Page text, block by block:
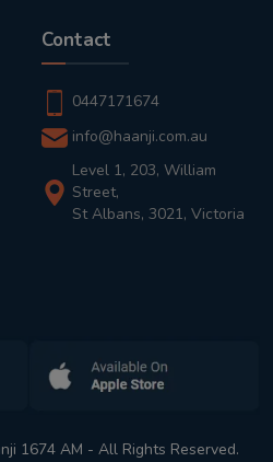
Contact
0447171674
info@haanji.com.au
Level 1, 203, William
Street,
St Albans, 3021, Victoria
1674 AM - All Rights Reserved.